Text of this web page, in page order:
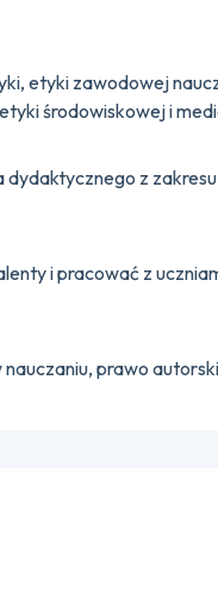
etyki zawodowej
środowiskowej i
z
i pracować z
prawo